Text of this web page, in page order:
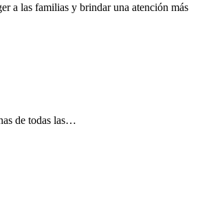
a las familias y brindar una atención más
de todas las…